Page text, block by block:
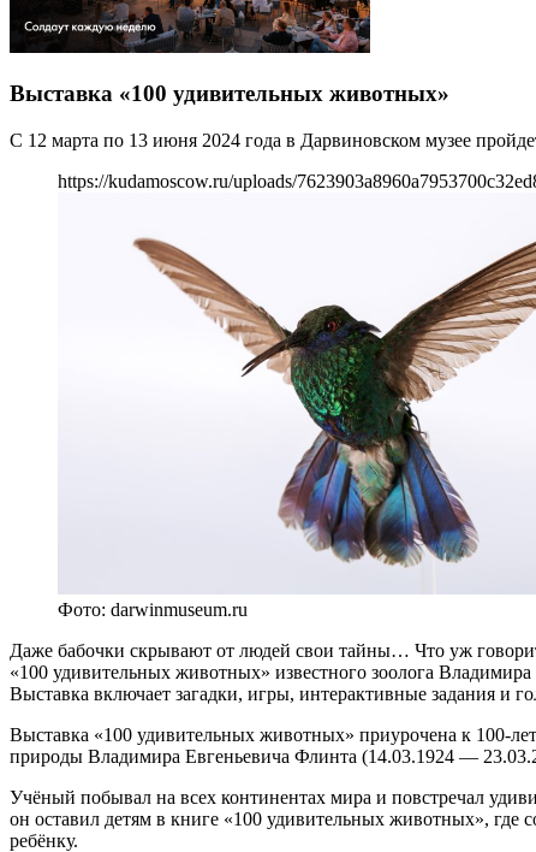
Выставка «100 удивительных животных»
С 12 марта по 13 июня 2024 года в Дарвиновском музее
https://kudamoscow.ru/uploads/
Фото: darwinmuseum.ru
Даже бабочки скрывают от людей свои тайны… Что уж
«100 удивительных животных» известного зоолога
Выставка включает загадки, игры, интерактивные задания и
Выставка «100 удивительных животных» приурочена к 100-
природы Владимира Евгеньевича Флинта (14.03.1924 —
Учёный побывал на всех континентах мира и повстречал
он оставил детям в книге «100 удивительных животных»,
ребёнку.